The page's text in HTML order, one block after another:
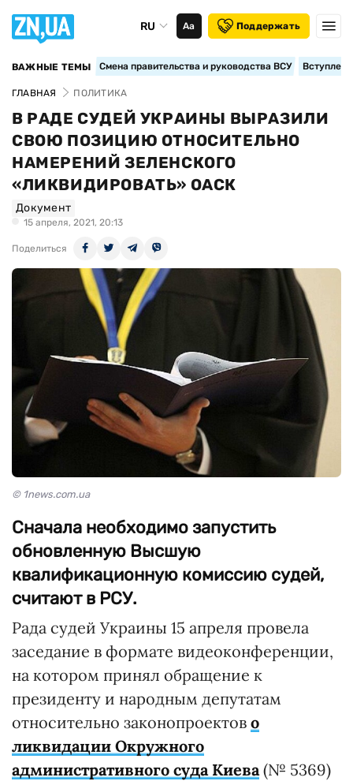
RU Аа Поддержать
ВАЖНЫЕ ТЕМЫ Смена правительства и руководства ВСУ
ГЛАВНАЯ ПОЛИТИКА
В РАДЕ СУДЕЙ УКРАИНЫ ВЫРАЗИЛИ
СВОЮ ПОЗИЦИЮ ОТНОСИТЕЛЬНО
НАМЕРЕНИЙ ЗЕЛЕНСКОГО
«ЛИКВИДИРОВАТЬ» ОАСК
Документ
15 апреля, 2021, 20:13
Поделиться
© 1news.com.ua
Сначала необходимо запустить
обновленную Высшую
квалификационную комиссию судей,
считают в РСУ.
Рада судей Украины 15 апреля провела
заседание в формате видеоконференции,
на котором принял обращение к
президенту и народным депутатам
относительно законопроектов о
ликвидации Окружного
административного суда Киева(№ 5369)